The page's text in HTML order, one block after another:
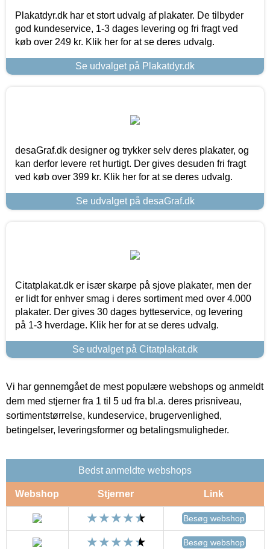
Plakatdyr.dk har et stort udvalg af plakater. De tilbyder
god kundeservice, 1-3 dages levering og fri fragt ved
køb over 249 kr. Klik her for at se deres udvalg.
Se udvalget på Plakatdyr.dk
desaGraf.dk designer og trykker selv deres plakater, og
kan derfor levere ret hurtigt. Der gives desuden fri fragt
ved køb over 399 kr. Klik her for at se deres udvalg.
Se udvalget på desaGraf.dk
Citatplakat.dk er især skarpe på sjove plakater, men der
er lidt for enhver smag i deres sortiment med over 4.000
plakater. Der gives 30 dages bytteservice, og levering
på 1-3 hverdage. Klik her for at se deres udvalg.
Se udvalget på Citatplakat.dk
Vi har gennemgået de mest populære webshops og anmeldt
dem med stjerner fra 1 til 5 ud fra bl.a. deres prisniveau,
sortimentstørrelse, kundeservice, brugervenlighed,
betingelser, leveringsformer og betalingsmuligheder.
Bedst anmeldte webshops
Webshop Stjerner Link
Besøg webshop
Besøg webshop